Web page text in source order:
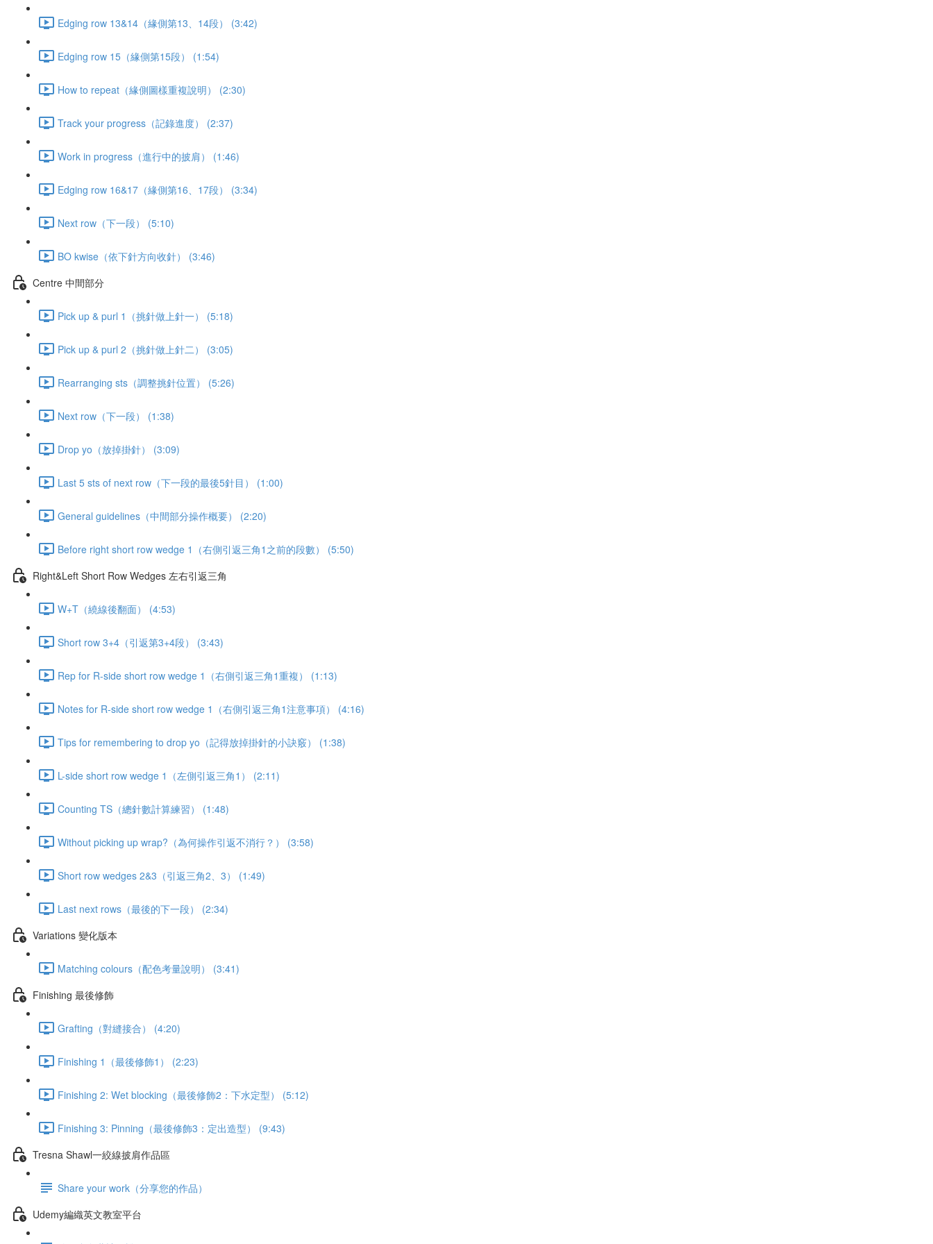
Edging row 13&14（緣側第13、14段） (3:42)
Edging row 15（緣側第15段） (1:54)
How to repeat（緣側圖樣重複說明） (2:30)
Track your progress（記錄進度） (2:37)
Work in progress（進行中的披肩） (1:46)
Edging row 16&17（緣側第16、17段） (3:34)
Next row（下一段） (5:10)
BO kwise（依下針方向收針） (3:46)
Centre 中間部分
Pick up & purl 1（挑針做上針一） (5:18)
Pick up & purl 2（挑針做上針二） (3:05)
Rearranging sts（調整挑針位置） (5:26)
Next row（下一段） (1:38)
Drop yo（放掉掛針） (3:09)
Last 5 sts of next row（下一段的最後5針目） (1:00)
General guidelines（中間部分操作概要） (2:20)
Before right short row wedge 1（右側引返三角1之前的段數） (5:50)
Right&Left Short Row Wedges 左右引返三角
W+T（繞線後翻面） (4:53)
Short row 3+4（引返第3+4段） (3:43)
Rep for R-side short row wedge 1（右側引返三角1重複） (1:13)
Notes for R-side short row wedge 1（右側引返三角1注意事項） (4:16)
Tips for remembering to drop yo（記得放掉掛針的小訣竅） (1:38)
L-side short row wedge 1（左側引返三角1） (2:11)
Counting TS（總針數計算練習） (1:48)
Without picking up wrap?（為何操作引返不消行？） (3:58)
Short row wedges 2&3（引返三角2、3） (1:49)
Last next rows（最後的下一段） (2:34)
Variations 變化版本
Matching colours（配色考量說明） (3:41)
Finishing 最後修飾
Grafting（對縫接合） (4:20)
Finishing 1（最後修飾1） (2:23)
Finishing 2: Wet blocking（最後修飾2：下水定型） (5:12)
Finishing 3: Pinning（最後修飾3：定出造型） (9:43)
Tresna Shawl一絞線披肩作品區
Share your work（分享您的作品）
Udemy編織英文教室平台